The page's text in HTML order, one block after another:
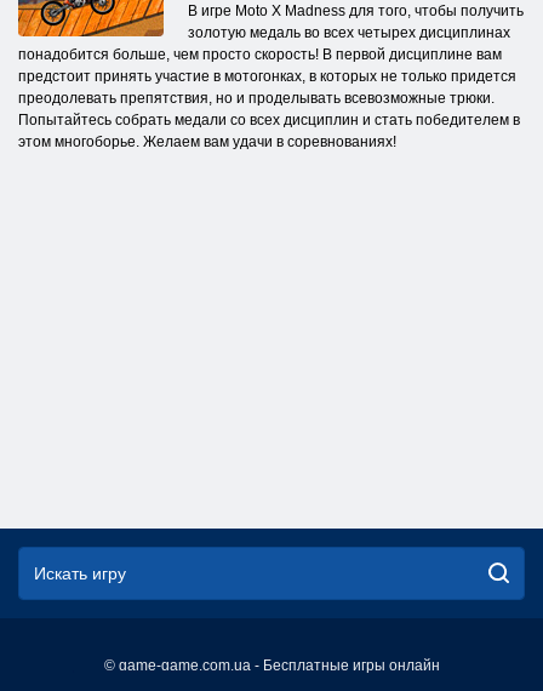
В игре Moto X Madness для того, чтобы получить
золотую медаль во всех четырех дисциплинах
понадобится больше, чем просто скорость! В первой дисциплине вам
предстоит принять участие в мотогонках, в которых не только придется
преодолевать препятствия, но и проделывать всевозможные трюки.
Попытайтесь собрать медали со всех дисциплин и стать победителем в
этом многоборье. Желаем вам удачи в соревнованиях!
© game-game.com.ua - Бесплатные игры онлайн